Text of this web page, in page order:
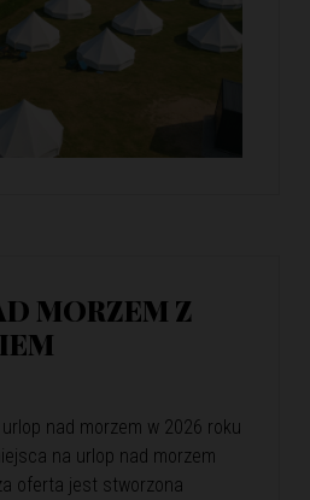
MORZEM Z
nad morzem w 2026 roku
na urlop nad morzem
oferta jest stworzona